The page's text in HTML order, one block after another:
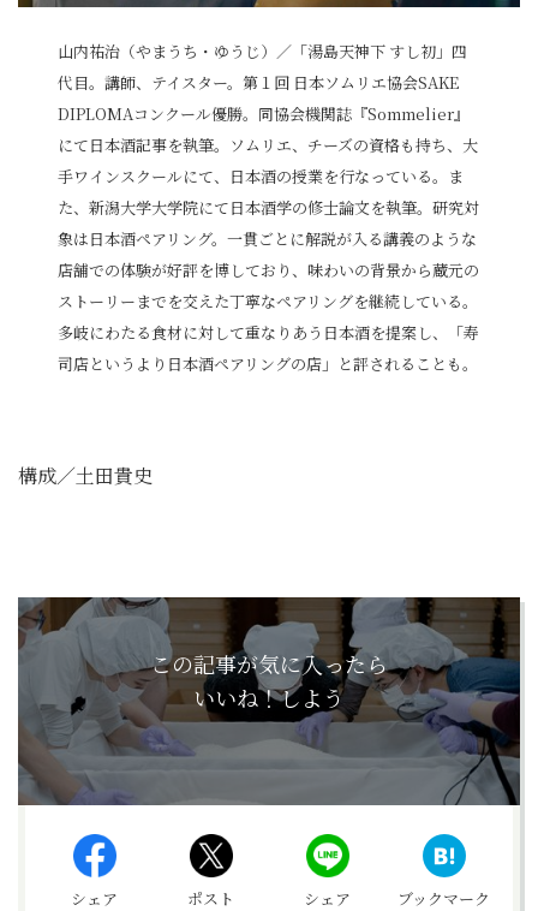
山内祐治（やまうち・ゆうじ）／「湯島天神下 すし初」四
代目。講師、テイスター。第１回 日本ソムリエ協会SAKE
DIPLOMAコンクール優勝。同協会機関誌『Sommelier』
にて日本酒記事を執筆。ソムリエ、チーズの資格も持ち、大
手ワインスクールにて、日本酒の授業を行なっている。ま
た、新潟大学大学院にて日本酒学の修士論文を執筆。研究対
象は日本酒ペアリング。一貫ごとに解説が入る講義のような
店舗での体験が好評を博しており、味わいの背景から蔵元の
ストーリーまでを交えた丁寧なペアリングを継続している。
多岐にわたる食材に対して重なりあう日本酒を提案し、「寿
司店というより日本酒ペアリングの店」と評されることも。
構成／土田貴史
この記事が気に入ったら
いいね！しよう
シェア ポスト シェア ブックマーク